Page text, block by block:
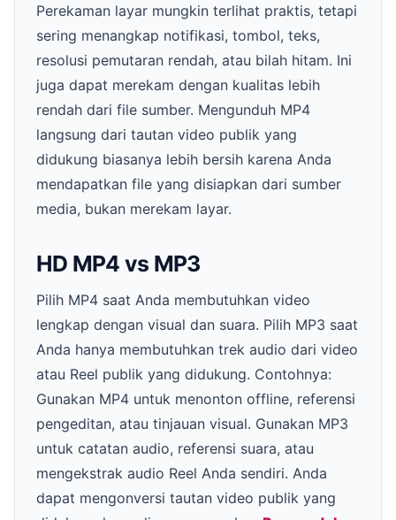
Perekaman layar mungkin terlihat praktis, tetapi
sering menangkap notifikasi, tombol, teks,
resolusi pemutaran rendah, atau bilah hitam. Ini
juga dapat merekam dengan kualitas lebih
rendah dari file sumber. Mengunduh MP4
langsung dari tautan video publik yang
didukung biasanya lebih bersih karena Anda
mendapatkan file yang disiapkan dari sumber
media, bukan merekam layar.
HD MP4 vs MP3
Pilih MP4 saat Anda membutuhkan video
lengkap dengan visual dan suara. Pilih MP3 saat
Anda hanya membutuhkan trek audio dari video
atau Reel publik yang didukung. Contohnya:
Gunakan MP4 untuk menonton offline, referensi
pengeditan, atau tinjauan visual. Gunakan MP3
untuk catatan audio, referensi suara, atau
mengekstrak audio Reel Anda sendiri. Anda
dapat mengonversi tautan video publik yang